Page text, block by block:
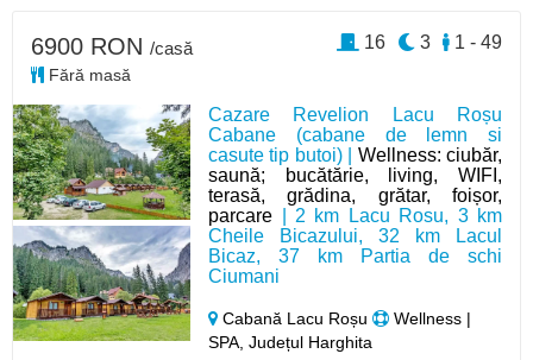
Cazare Revelion Lacu Roșu
Cabane (cabane de lemn si
casute tip butoi) | Wellness: ciubăr,
saună; bucătărie, living, WIFI,
terasă, grădina, grătar, foișor,
parcare | 2 km Lacu Rosu, 3 km
Cheile Bicazului, 32 km Lacul
Bicaz, 37 km Partia de schi
Ciumani
Cabană Lacu Roșu
Wellness |
SPA, Județul Harghita
6900 RON /casă
Fără masă
1 - 49
3
16